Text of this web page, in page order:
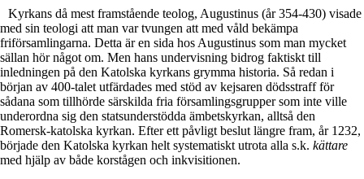
Kyrkans då mest framstående teolog, Augustinus (år 354-430) visade
med sin teologi att man var tvungen att med våld bekämpa
friförsamlingarna. Detta är en sida hos Augustinus som man mycket
sällan hör något om. Men hans undervisning bidrog faktiskt till
inledningen på den Katolska kyrkans grymma historia. Så redan i
början av 400-talet utfärdades med stöd av kejsaren dödsstraff för
sådana som tillhörde särskilda fria församlingsgrupper som inte ville
underordna sig den statsunderstödda ämbetskyrkan, alltså den
Romersk-katolska kyrkan. Efter ett påvligt beslut längre fram, år 1232,
började den Katolska kyrkan helt systematiskt utrota alla s.k. kättare
med hjälp av både korstågen och inkvisitionen.